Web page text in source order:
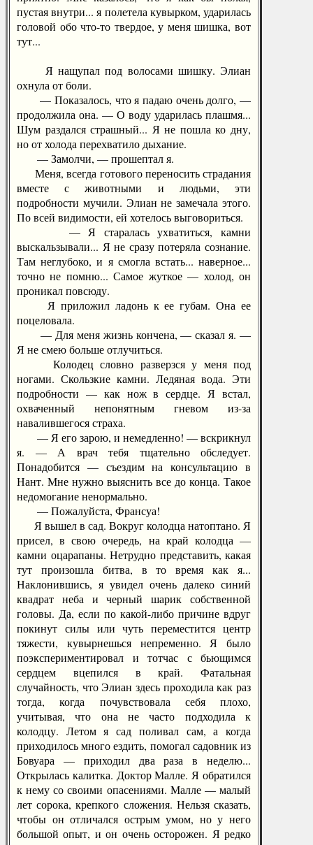
пустая внутри... я полетела кувырком, ударилась
головой обо что-то твердое, у меня шишка, вот
тут...
Я нащупал под волосами шишку. Элиан
охнула от боли.
— Показалось, что я падаю очень долго, —
продолжила она. — О воду ударилась плашмя...
Шум раздался страшный... Я не пошла ко дну,
но от холода перехватило дыхание.
— Замолчи, — прошептал я.
Меня, всегда готового переносить страдания
вместе с животными и людьми, эти
подробности мучили. Элиан не замечала этого.
По всей видимости, ей хотелось выговориться.
— Я старалась ухватиться, камни
выскальзывали... Я не сразу потеряла сознание.
Там неглубоко, и я смогла встать... наверное...
точно не помню... Самое жуткое — холод, он
проникал повсюду.
Я приложил ладонь к ее губам. Она ее
поцеловала.
— Для меня жизнь кончена, — сказал я. —
Я не смею больше отлучиться.
Колодец словно разверзся у меня под
ногами. Скользкие камни. Ледяная вода. Эти
подробности — как нож в сердце. Я встал,
охваченный непонятным гневом из-за
навалившегося страха.
— Я его зарою, и немедленно! — вскрикнул
я. — А врач тебя тщательно обследует.
Понадобится — съездим на консультацию в
Нант. Мне нужно выяснить все до конца. Такое
недомогание ненормально.
— Пожалуйста, Франсуа!
Я вышел в сад. Вокруг колодца натоптано. Я
присел, в свою очередь, на край колодца —
камни оцарапаны. Нетрудно представить, какая
тут произошла битва, в то время как я...
Наклонившись, я увидел очень далеко синий
квадрат неба и черный шарик собственной
головы. Да, если по какой-либо причине вдруг
покинут силы или чуть переместится центр
тяжести, кувырнешься непременно. Я было
поэкспериментировал и тотчас с бьющимся
сердцем вцепился в край. Фатальная
случайность, что Элиан здесь проходила как раз
тогда, когда почувствовала себя плохо,
учитывая, что она не часто подходила к
колодцу. Летом я сад поливал сам, а когда
приходилось много ездить, помогал садовник из
Бовуара — приходил два раза в неделю...
Открылась калитка. Доктор Малле. Я обратился
к нему со своими опасениями. Малле — малый
лет сорока, крепкого сложения. Нельзя сказать,
чтобы он отличался острым умом, но у него
большой опыт, и он очень осторожен. Я редко